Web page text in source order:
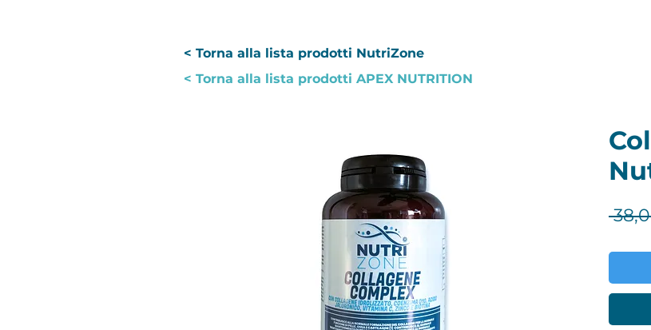
< Torna alla lista prodotti NutriZone
< Torna alla lista prodotti APEX NUTRITION